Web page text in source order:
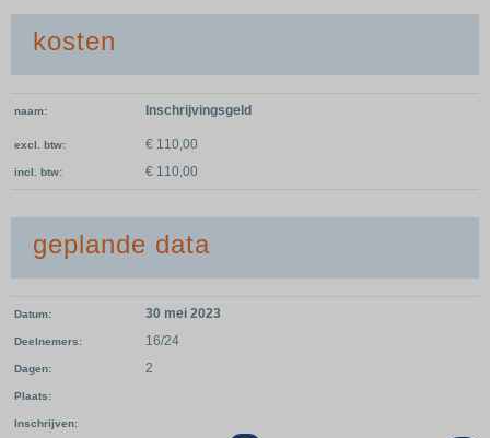
kosten
naam Inschrijvingsgeld
excl. btw € 110,00
incl. btw € 110,00
geplande data
Datum 30 mei 2023
Deelnemers 16/24
Dagen 2
Plaats
Inschrijven